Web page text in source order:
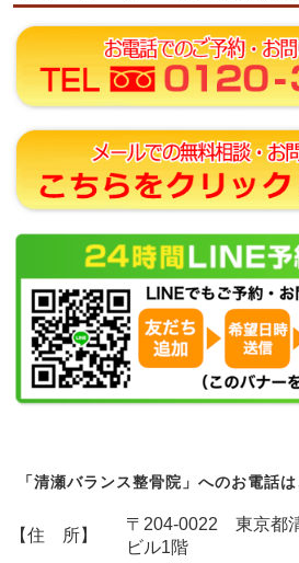
「清瀬バランス整骨院」へのお電話
【住 所】
〒204-0022 東京都
ビル1階